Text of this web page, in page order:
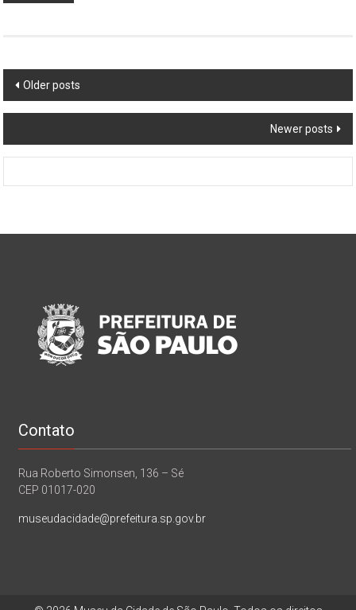
Posts
navigation
Older posts
Newer posts
Contato
Rua Roberto Simonsen, 136 – Sé
CEP 01017-020
museudacidade@prefeitura.sp.gov.br